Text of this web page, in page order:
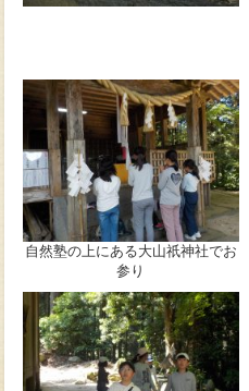
自然塾の上にある大山祇神社でお
参り